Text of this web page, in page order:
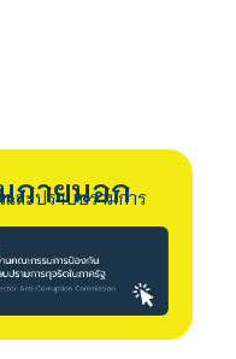
ภายนอก
ละปราบปรามการ